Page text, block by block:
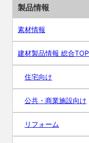
製品情報
素材情報
建材製品情報 総合TOP
住宅向け
公共・商業施設向け
リフォーム